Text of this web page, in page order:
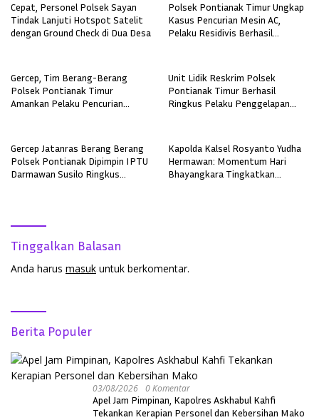
Cepat, Personel Polsek Sayan
Tindak Lanjuti Hotspot Satelit
dengan Ground Check di Dua Desa
Polsek Pontianak Timur Ungkap
Kasus Pencurian Mesin AC,
Pelaku Residivis Berhasil
Gercep, Tim Berang-Berang
Polsek Pontianak Timur
Amankan Pelaku Pencurian
Unit Lidik Reskrim Polsek
Pontianak Timur Berhasil
Ringkus Pelaku Penggelapan
Gercep Jatanras Berang Berang
Polsek Pontianak Dipimpin IPTU
Darmawan Susilo Ringkus
Kapolda Kalsel Rosyanto Yudha
Hermawan: Momentum Hari
Bhayangkara Tingkatkan
Tinggalkan Balasan
Anda harus masuk untuk berkomentar.
Berita Populer
03/08/2026 0 Komentar
Apel Jam Pimpinan, Kapolres Askhabul Kahfi
Tekankan Kerapian Personel dan Kebersihan Mako